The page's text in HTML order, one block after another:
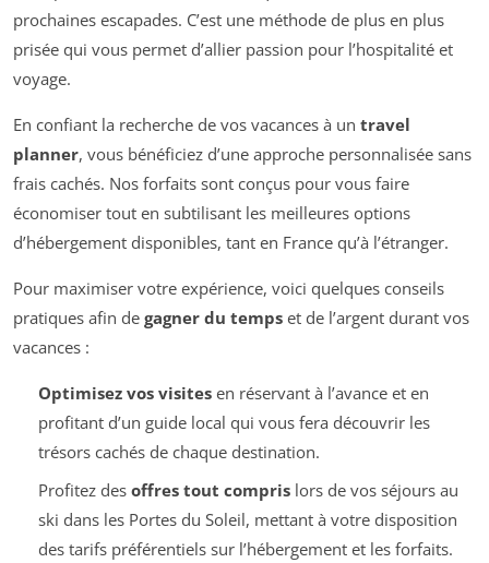
prochaines escapades. C’est une méthode de plus en plus
prisée qui vous permet d’allier passion pour l’hospitalité et
voyage.
En confiant la recherche de vos vacances à un travel
planner, vous bénéficiez d’une approche personnalisée sans
frais cachés. Nos forfaits sont conçus pour vous faire
économiser tout en subtilisant les meilleures options
d’hébergement disponibles, tant en France qu’à l’étranger.
Pour maximiser votre expérience, voici quelques conseils
pratiques afin de gagner du temps et de l’argent durant vos
vacances :
Optimisez vos visitesen réservant à l’avance et en
profitant d’un guide local qui vous fera découvrir les
trésors cachés de chaque destination.
Profitez des offres tout comprislors de vos séjours au
ski dans les Portes du Soleil, mettant à votre disposition
des tarifs préférentiels sur l’hébergement et les forfaits.